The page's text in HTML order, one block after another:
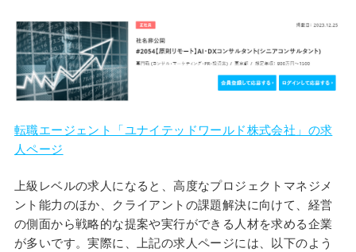
転職エージェント「ユナイテッドワールド株式会社」の求
人ページ
上級レベルの求人になると、高度なプロジェクトマネジメ
ント能力のほか、クライアントの課題解決に向けて、経営
の側面から戦略的な提案や実行ができる人材を求める企業
が多いです。実際に、上記の求人ページには、以下のよう